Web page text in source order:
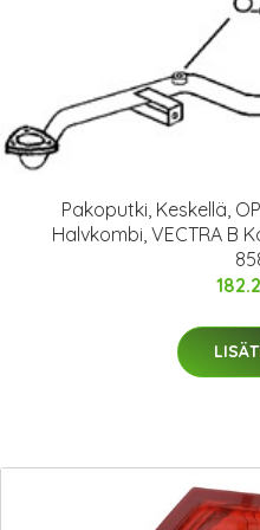
Pakoputki, Keskellä,
Halvkombi, VECTRA B